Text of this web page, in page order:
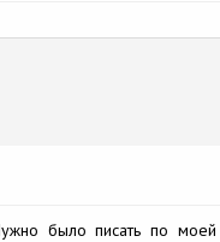
было писать по